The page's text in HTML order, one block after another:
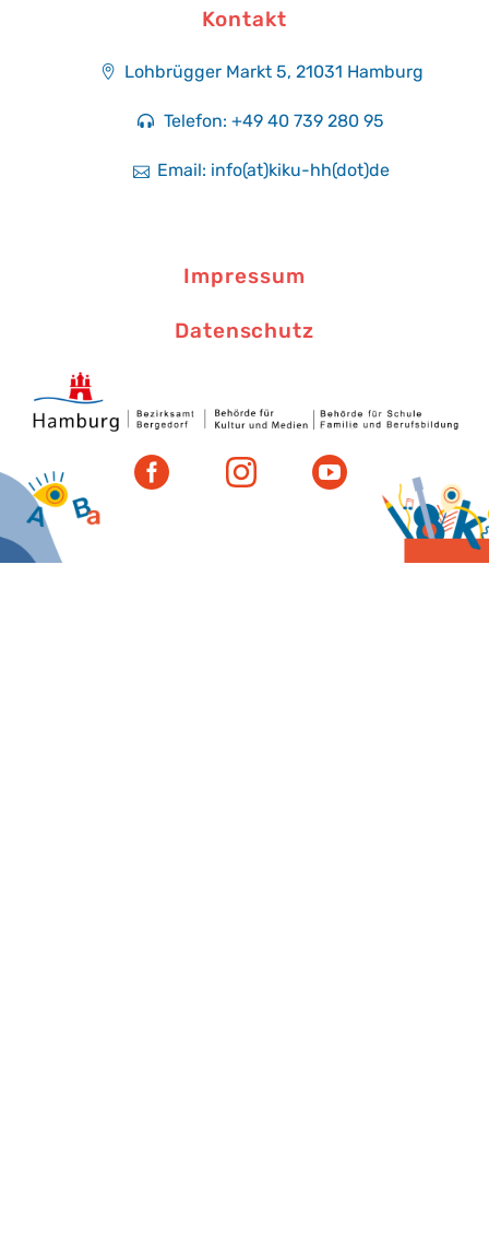
Kontakt
Lohbrügger Markt 5, 21031 Hamburg​
Telefon: +49 40 739 280 95
Email: info(at)kiku-hh(dot)de
Impressum
Datenschutz